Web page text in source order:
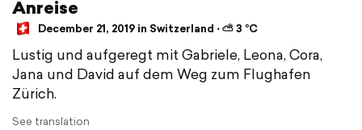
Anreise
December 21, 2019 in Switzerland ⋅ ⛅ 3 °C
Lustig und aufgeregt mit Gabriele, Leona, Cora,
Jana und David auf dem Weg zum Flughafen
Zürich.
See translation